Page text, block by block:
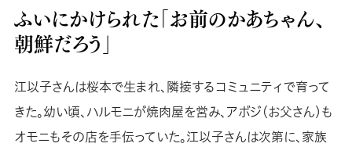
ふいにかけられた「お前のかあちゃん、
朝鮮だろう」
江以子さんは桜本で生まれ、隣接するコミュニティで育って
きた。幼い頃、ハルモニが焼肉屋を営み、アボジ（お父さん）も
オモニもその店を手伝っていた。江以子さんは次第に、家族